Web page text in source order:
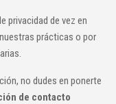
privacidad de vez en
prácticas o por
no dudes en ponerte
de contacto